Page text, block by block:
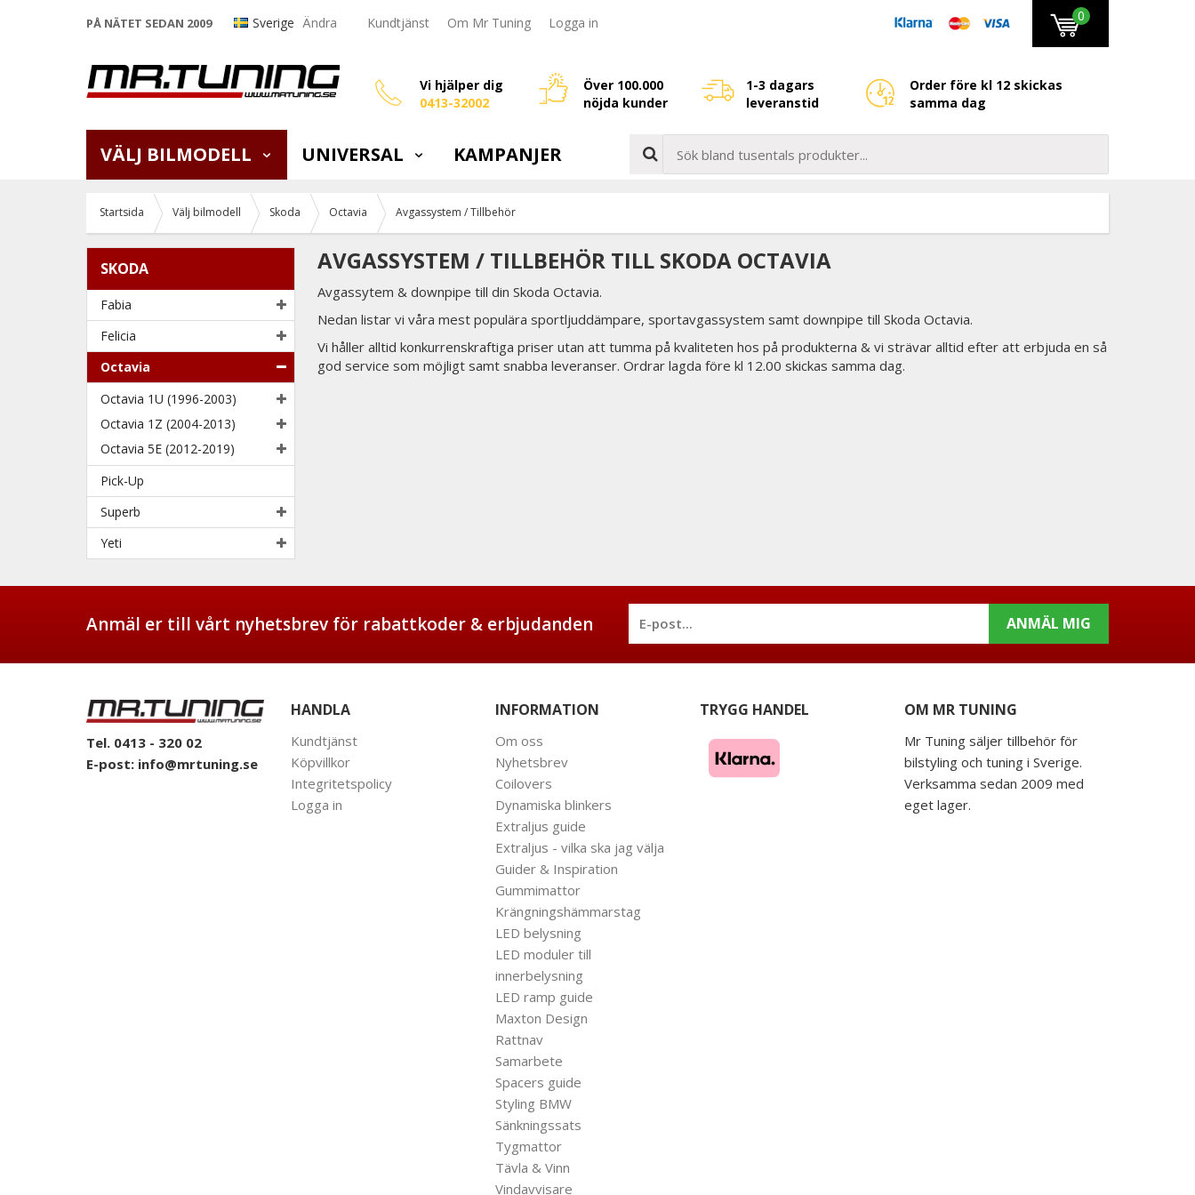
PÅ NÄTET SEDAN 2009 Sverige Ändra Kundtjänst Om Mr Tuning Logga in 0
Vi hjälper dig
0413-32002
Över 100.000
nöjda kunder
1-3 dagars
leveranstid
Order före kl 12 skickas
samma dag
VÄLJ BILMODELL UNIVERSAL KAMPANJER
Startsida Välj bilmodell Skoda Octavia Avgassystem / Tillbehör
SKODA
Fabia
Felicia
Octavia
Octavia 1U (1996-2003)
Octavia 1Z (2004-2013)
Octavia 5E (2012-2019)
Pick-Up
Superb
Yeti
AVGASSYSTEM / TILLBEHÖR TILL SKODA OCTAVIA
Avgassytem & downpipe till din Skoda Octavia.
Nedan listar vi våra mest populära sportljuddämpare, sportavgassystem samt downpipe till Skoda Octavia.
Vi håller alltid konkurrenskraftiga priser utan att tumma på kvaliteten hos på produkterna & vi strävar alltid efter att erbjuda en så
god service som möjligt samt snabba leveranser. Ordrar lagda före kl 12.00 skickas samma dag.
Anmäl er till vårt nyhetsbrev för rabattkoder & erbjudanden ANMÄL MIG
Tel. 0413 - 320 02
E-post: info@mrtuning.se
HANDLA
Kundtjänst
Köpvillkor
Integritetspolicy
Logga in
INFORMATION
Om oss
Nyhetsbrev
Coilovers
Dynamiska blinkers
Extraljus guide
Extraljus - vilka ska jag välja
Guider & Inspiration
Gummimattor
Krängningshämmarstag
LED belysning
LED moduler till
innerbelysning
LED ramp guide
Maxton Design
Rattnav
Samarbete
Spacers guide
Styling BMW
Sänkningssats
Tygmattor
Tävla & Vinn
Vindavvisare
TRYGG HANDEL OM MR TUNING
Mr Tuning säljer tillbehör för
bilstyling och tuning i Sverige.
Verksamma sedan 2009 med
eget lager.